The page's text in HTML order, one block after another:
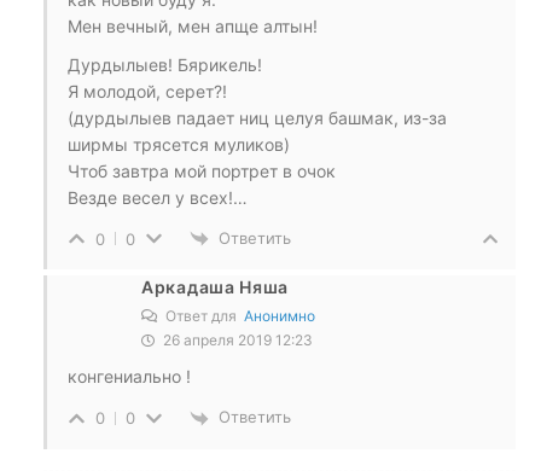
Мен вечный, мен апще алтын!
Дурдылыев! Бярикель!
Я молодой, серет?!
(дурдылыев падает ниц целуя башмак, из-за
ширмы трясется муликов)
Чтоб завтра мой портрет в очок
Везде весел у всех!…
0 0 Ответить
Аркадаша Няша
Ответ для Анонимно
26 апреля 2019 12:23
конгениально !
0 0 Ответить